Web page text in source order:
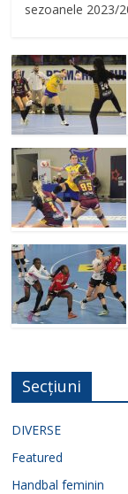
sezoanele 2023/
Secțiuni
DIVERSE
Featured
Handbal feminin